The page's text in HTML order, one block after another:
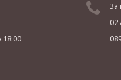
18:00
За
02